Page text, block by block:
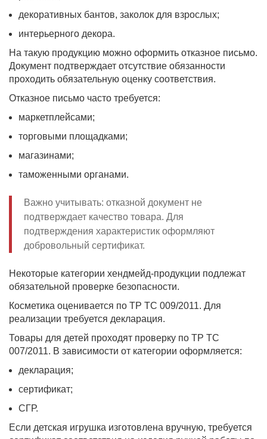
декоративных бантов, заколок для взрослых;
интерьерного декора.
На такую продукцию можно оформить отказное письмо.
Документ подтверждает отсутствие обязанности
проходить обязательную оценку соответствия.
Отказное письмо часто требуется:
маркетплейсами;
торговыми площадками;
магазинами;
таможенными органами.
Важно учитывать: отказной документ не
подтверждает качество товара. Для
подтверждения характеристик оформляют
добровольный сертификат.
Некоторые категории хендмейд-продукции подлежат
обязательной проверке безопасности.
Косметика оценивается по ТР ТС 009/2011. Для
реализации требуется декларация.
Товары для детей проходят проверку по ТР ТС
007/2011. В зависимости от категории оформляется:
декларация;
сертификат;
СГР.
Если детская игрушка изготовлена вручную, требуется